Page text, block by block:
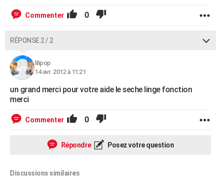
Commenter 0
RÉPONSE 2 / 2
lilipop
14 avr. 2012 à 11:21
un grand merci pour votre aide le seche linge fonction
merci
Commenter 0
Répondre Posez votre question
Discussions similaires